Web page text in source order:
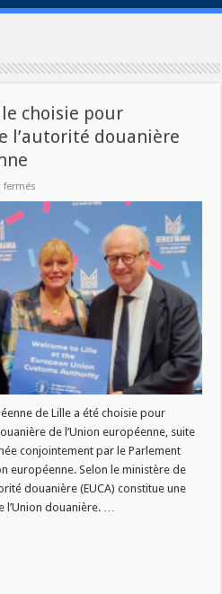
choisie pour
l’autorité douanière
fermés
Magazine:
pour
accueillir
le
siège
de
l’autorité
douanière
de
l’Union
européenne
de Lille a été choisie pour
de l’Union européenne, suite
conjointement par le Parlement
européenne. Selon le ministère de
douanière (EUCA) constitue une
l’Union douanière. …